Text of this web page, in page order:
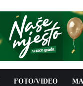
FOTO/VIDEO